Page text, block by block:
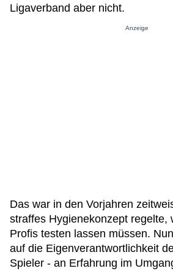
Ligaverband aber nicht.
Anzeige
Das war in den Vorjahren
straffes Hygienekonzept regelte,
Profis testen lassen müssen.
auf die Eigenverantwortlichkeit
Spieler - an Erfahrung im